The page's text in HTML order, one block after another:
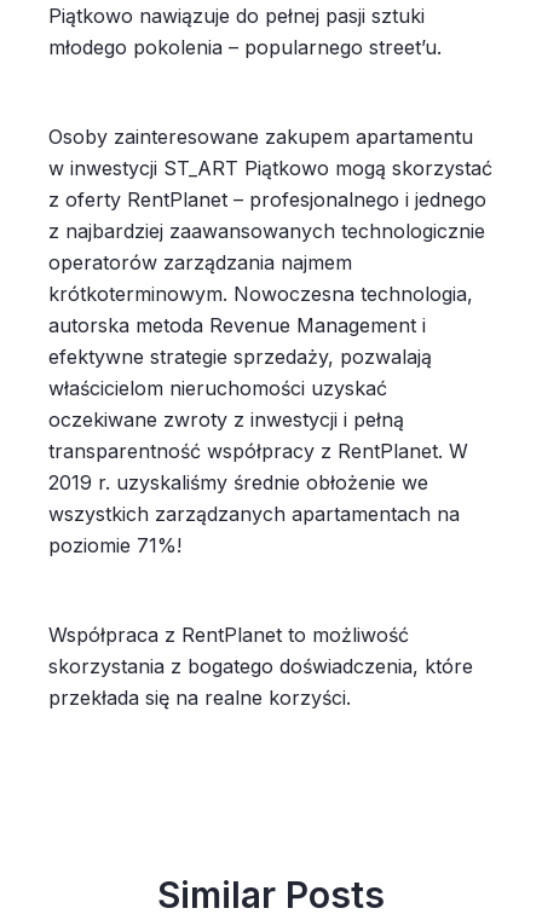
Piątkowo nawiązuje do pełnej pasji sztuki
młodego pokolenia – popularnego street’u.
Osoby zainteresowane zakupem apartamentu
w inwestycji ST_ART Piątkowo mogą skorzystać
z oferty RentPlanet – profesjonalnego i jednego
z najbardziej zaawansowanych technologicznie
operatorów zarządzania najmem
krótkoterminowym. Nowoczesna technologia,
autorska metoda Revenue Management i
efektywne strategie sprzedaży, pozwalają
właścicielom nieruchomości uzyskać
oczekiwane zwroty z inwestycji i pełną
transparentność współpracy z RentPlanet. W
2019 r. uzyskaliśmy średnie obłożenie we
wszystkich zarządzanych apartamentach na
poziomie 71%!
Współpraca z RentPlanet to możliwość
skorzystania z bogatego doświadczenia, które
przekłada się na realne korzyści.
Similar Posts